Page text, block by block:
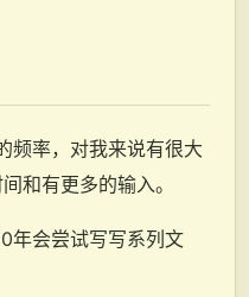
频率，对我来说有很大
和有更多的输入。
年会尝试写写系列文